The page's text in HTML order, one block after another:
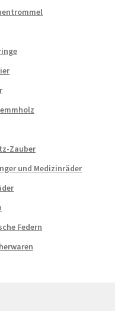
Zauber
und Medizinräder
Federn